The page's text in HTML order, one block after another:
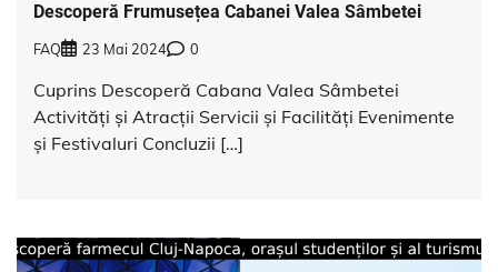
Descoperă Frumusețea Cabanei Valea Sâmbetei
FAQ 23 Mai 2024 0
Cuprins Descoperă Cabana Valea Sâmbetei
Activități și Atracții Servicii și Facilități Evenimente
și Festivaluri Concluzii […]